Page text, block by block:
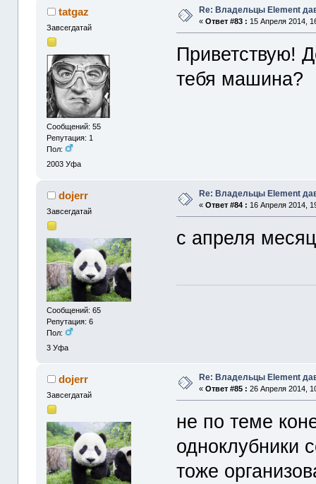
tatgaz
Завсегдатай
Сообщений: 55
Репутация: 1
Пол:
2003 Уфа
Re: Владельцы Element
«Ответ #83 : 15 Апреля 2014,
Приветствую!
тебя машина?
dojerr
Завсегдатай
Сообщений: 65
Репутация: 6
Пол:
3 Уфа
Re: Владельцы Element
«Ответ #84 : 16 Апреля 2014,
с апреля
dojerr
Завсегдатай
Re: Владельцы Element
«Ответ #85 : 26 Апреля 2014,
не по теме
одноклубники
тоже